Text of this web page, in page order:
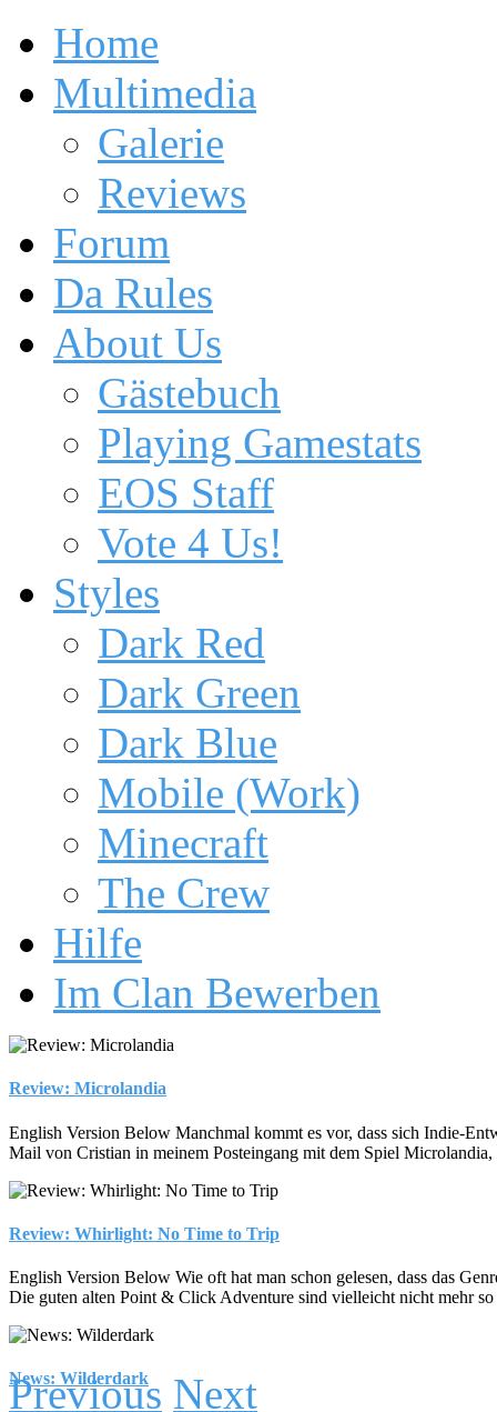
Home
Multimedia
Galerie
Reviews
Forum
Da Rules
About Us
Gästebuch
Playing Gamestats
EOS Staff
Vote 4 Us!
Styles
Dark Red
Dark Green
Dark Blue
Mobile (Work)
Minecraft
The Crew
Hilfe
Im Clan Bewerben
Review: Microlandia
English Version Below Manchmal kommt es vor, dass sich Indie-
Mail von Cristian in meinem Posteingang mit dem Spiel
Review: Whirlight: No Time to Trip
English Version Below Wie oft hat man schon gelesen, dass das
Die guten alten Point & Click Adventure sind vielleicht nicht mehr so
News: Wilderdark
Previous Next